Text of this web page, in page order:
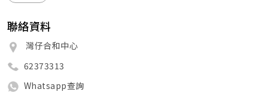
聯絡資料
灣仔合和中心
62373313
Whatsapp查詢